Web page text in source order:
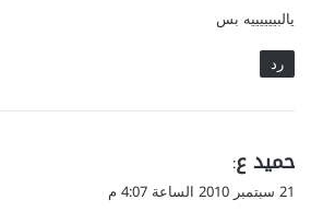
ل
يالبييييييه بس
رد
ي
ق
حميد ع:
21 سبتمبر 2010 الساعة 4:07 م